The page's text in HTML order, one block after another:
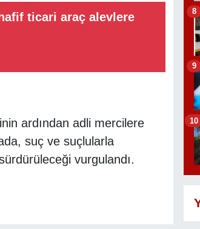
ticari araç alevlere
ardından adli mercilere
suç ve suçlularla
vurgulandı.
8
9
10